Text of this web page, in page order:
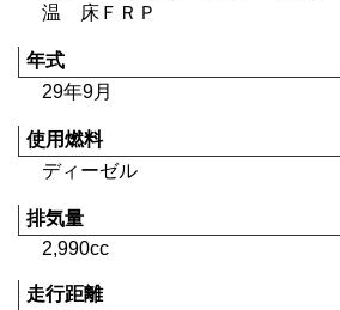
温 床ＦＲＰ
年式
29年9月
使用燃料
ディーゼル
排気量
2,990cc
走行距離